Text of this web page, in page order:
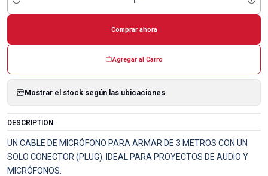
Cantidad
Agregar al Carro
Comprar ahora
Mostrar el stock según las ubicaciones
DESCRIPTION
UN CABLE DE MICRÓFONO PARA ARMAR DE 3 METROS CON UN
SOLO CONECTOR (PLUG). IDEAL PARA PROYECTOS DE AUDIO Y
MICRÓFONOS.